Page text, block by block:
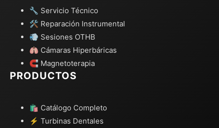
🔧 Servicio Técnico
🛠️ Reparación Instrumental
💨 Sesiones OTHB
🫁 Cámaras Hiperbáricas
🧲 Magnetoterapia
PRODUCTOS
🛍️ Catálogo Completo
⚡ Turbinas Dentales